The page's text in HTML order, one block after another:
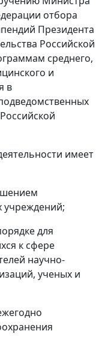
отбора
Президента
Российской
среднего,
и
в
имеет
учреждений;
для
к сфере
научно-
ученых и